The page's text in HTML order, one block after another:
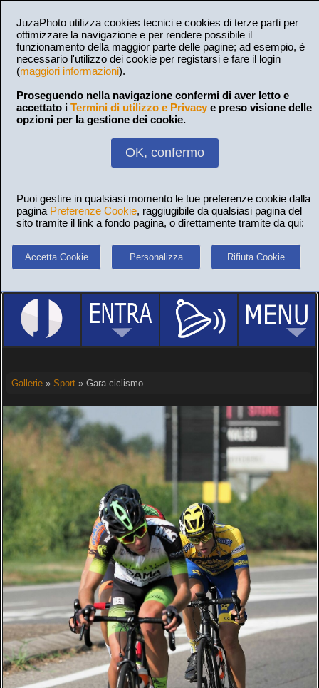
JuzaPhoto utilizza cookies tecnici e cookies di terze parti per
ottimizzare la navigazione e per rendere possibile il
funzionamento della maggior parte delle pagine; ad esempio, è
necessario l'utilizzo dei cookie per registarsi e fare il login
(maggiori informazioni).
Proseguendo nella navigazione confermi di aver letto e
accettato i Termini di utilizzo e Privacy e preso visione delle
opzioni per la gestione dei cookie.
OK, confermo
Puoi gestire in qualsiasi momento le tue preferenze cookie dalla
pagina Preferenze Cookie, raggiugibile da qualsiasi pagina del
sito tramite il link a fondo pagina, o direttamente tramite da qui:
Accetta Cookie Personalizza Rifiuta Cookie
Gallerie» Sport» Gara ciclismo